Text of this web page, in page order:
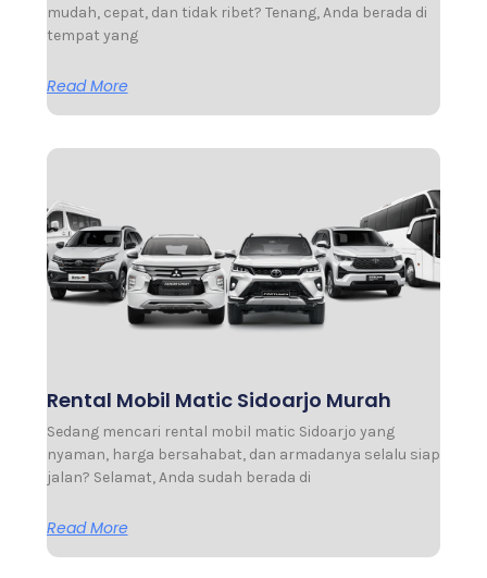
mudah, cepat, dan tidak ribet? Tenang, Anda berada di
tempat yang
Read More
Rental Mobil Matic Sidoarjo Murah
Sedang mencari rental mobil matic Sidoarjo yang
nyaman, harga bersahabat, dan armadanya selalu siap
jalan? Selamat, Anda sudah berada di
Read More